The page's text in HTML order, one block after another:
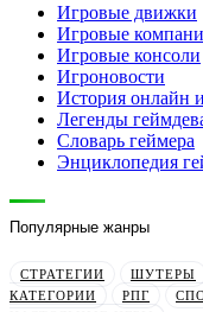
Игровые движки
Игровые
Игровые консоли
Игроновости
История онлайн
Легенды
Словарь геймера
Энциклопедия
Популярные жанры
СТРАТЕГИИ ШУТЕРЫ
КАТЕГОРИИ
РПГ